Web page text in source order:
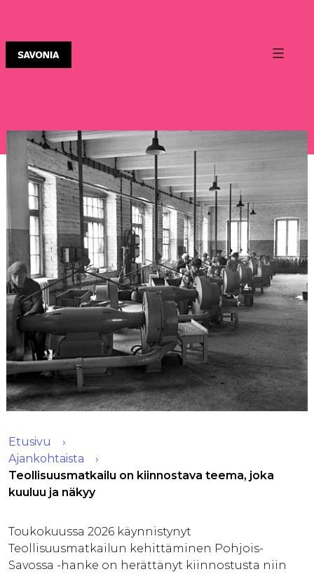
Etusivu
Ajankohtaista
Teollisuusmatkailu on kiinnostava teema, joka
kuuluu ja näkyy
Toukokuussa 2026 käynnistynyt
Teollisuusmatkailun kehittäminen Pohjois-
Savossa -hanke on herättänyt kiinnostusta niin